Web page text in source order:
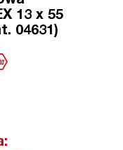
13 x 55
04631)